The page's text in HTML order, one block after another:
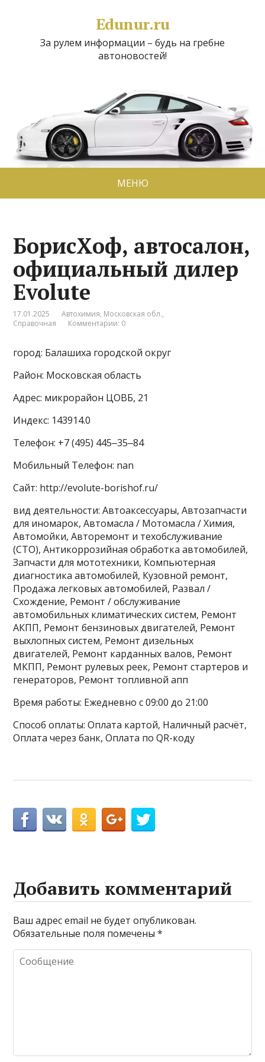
Edunur.ru
За рулем информации – будь на гребне
автоновостей!
МЕНЮ
БорисХоф, автосалон,
официальный дилер
Evolute
17.01.2025 Автохимия, Московская обл.,
Справочная
Комментарии: 0
город: Балашиха городской округ
Район: Московская область
Адрес: микрорайон ЦОВБ, 21
Индекс: 143914.0
Телефон: +7 (495) 445‒35‒84
Мобильный Телефон: nan
Сайт: http://evolute-borishof.ru/
вид деятельности: Автоаксессуары, Автозапчасти
для иномарок, Автомасла / Мотомасла / Химия,
Автомойки, Авторемонт и техобслуживание
(СТО), Антикоррозийная обработка автомобилей,
Запчасти для мототехники, Компьютерная
диагностика автомобилей, Кузовной ремонт,
Продажа легковых автомобилей, Развал /
Схождение, Ремонт / обслуживание
автомобильных климатических систем, Ремонт
АКПП, Ремонт бензиновых двигателей, Ремонт
выхлопных систем, Ремонт дизельных
двигателей, Ремонт карданных валов, Ремонт
МКПП, Ремонт рулевых реек, Ремонт стартеров и
генераторов, Ремонт топливной апп
Время работы: Ежедневно с 09:00 до 21:00
Способ оплаты: Оплата картой, Наличный расчёт,
Оплата через банк, Оплата по QR-коду
Добавить комментарий
Ваш адрес email не будет опубликован.
Обязательные поля помечены*